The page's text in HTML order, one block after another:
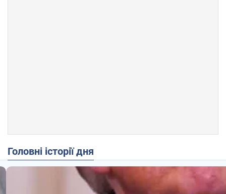
Головні історії дня